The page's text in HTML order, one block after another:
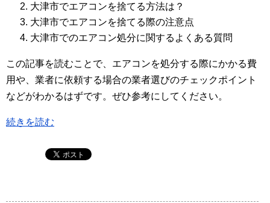
大津市でエアコンを捨てる方法は？
大津市でエアコンを捨てる際の注意点
大津市でのエアコン処分に関するよくある質問
この記事を読むことで、エアコンを処分する際にかかる費
用や、業者に依頼する場合の業者選びのチェックポイント
などがわかるはずです。ぜひ参考にしてください。
続きを読む